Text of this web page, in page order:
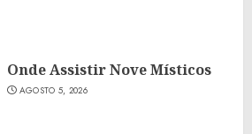
Onde Assistir Nove Místicos
AGOSTO 5, 2026